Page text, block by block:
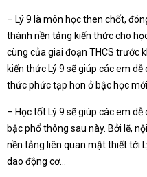
– Lý 9 là môn học then chốt,
thành nền tảng kiến thức cho
cùng của giai đoạn THCS trước
kiến thức Lý 9 sẽ giúp các em
thức phức tạp hơn ở bậc học
– Học tốt Lý 9 sẽ giúp các em
bậc phổ thông sau này. Bởi lẽ,
nền tảng liên quan mật thiết tới
dao động cơ…